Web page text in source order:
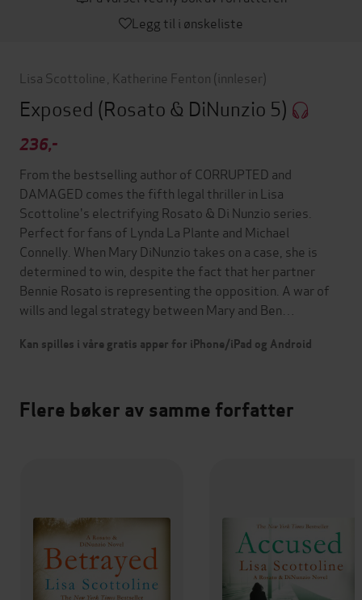
Legg til i ønskeliste
Lisa Scottoline Katherine Fenton (innleser)
Exposed (Rosato & DiNunzio 5)
236,-
From the bestselling author of CORRUPTED and
DAMAGED comes the fifth legal thriller in Lisa
Scottoline's electrifying Rosato & Di Nunzio series.
Perfect for fans of Lynda La Plante and Michael
Connelly. When Mary DiNunzio takes on a case, she is
determined to win, despite the fact that her partner
Bennie Rosato is representing the opposition. A war of
wills and legal strategy between Mary and Ben…
Kan spilles i våre gratis apper for iPhone/iPad og Android
Flere bøker av samme forfatter